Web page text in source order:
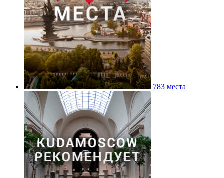
783 места